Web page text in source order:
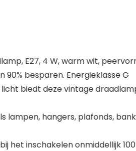
E27, 4 W, warm wit,
besparen. Energieklasse G
biedt deze vintage
lampen, hangers, plafonds,
het inschakelen onmiddellijk